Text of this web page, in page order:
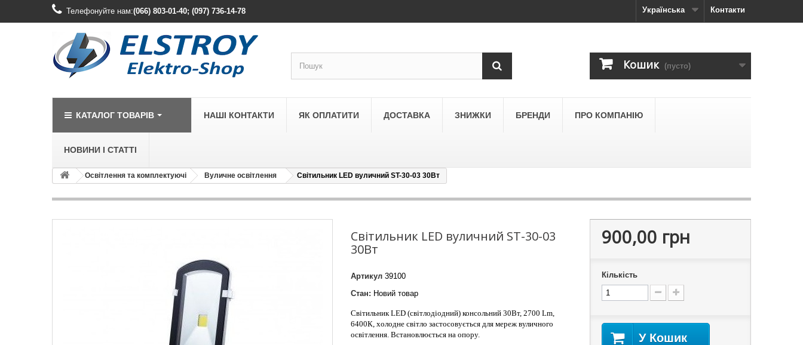
Контакти
Телефонуйте нам:(066) 803-01-40; (097) 736-14-78 Українська
Кошик (пусто)
КАТАЛОГ ТОВАРІВ
LEGRAND
Legrand Forix
Legrand SUNO
Legrand Valena Allure
Legrand Valena Classic
Legrand Valena Life
LEGRAND
LEZARD
Lezard Deriy
НАШІ КОНТАКТИ ЯК ОПЛАТИТИ ДОСТАВКА ЗНИЖКИ БРЕНДИ ПРО КОМПАНІЮ
НОВИНИ І СТАТТІ
Освітлення та комплектуючі Вуличне освітлення Світильник LED вуличний ST-30-03 30Вт
Світильник LED вуличний ST-30-03
30Вт
Артикул 39100
Стан: Новий товар
Світильник LED (світлодіодний) консольний 30Вт, 2700 Lm,
6400К, холодне світло застосовується для мереж вуличного
освітлення. Встановлюється на опору.
900,00 грн
Кількість
У Кошик